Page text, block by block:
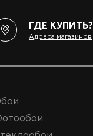
ГДЕ КУПИТЬ?
Адреса магазинов